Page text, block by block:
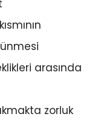
arasında
zorluk